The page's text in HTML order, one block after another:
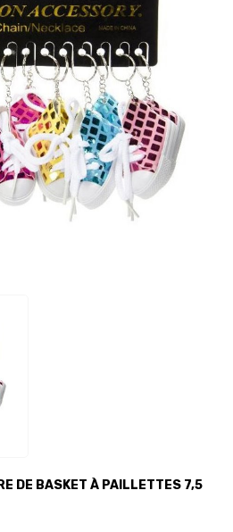
DE BASKET À PAILLETTES 7,5